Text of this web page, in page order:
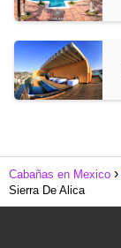
Cabañas en Mexico
Sierra De Alica